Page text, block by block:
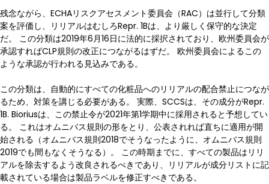
残念ながら、ECHAリスクアセスメント委員会（RAC）は並行して分類
案を評価し、リリアルはむしろRepr. 1Bは、より厳しく保守的な決定
だ。 この分類は2019年6月16日に法的に採択されており、欧州委員会が
承認すればCLP規則の改正につながるはずだ。 欧州委員会によるこの
ような承認が行われる見込みである。
この分類は、自動的にすべての化粧品へのリリアルの配合禁止につなが
るため、対策を講じる必要がある。 実際、SCCSは、その成分がRepr.
1B. Bioriusは、この禁止令が2021年第1学期中に採用されると予想してい
る。 これはオムニバス規則の形をとり、公表されれば直ちに適用が開
始される（オムニバス規則2018でそうなったように、オムニバス規則
2019でも間もなくそうなる）。 この時期までに、すべての製品はリリ
アルを除去するよう改良されるべきであり、リリアルが成分リストに記
載されている場合は製品ラベルを修正すべきである。